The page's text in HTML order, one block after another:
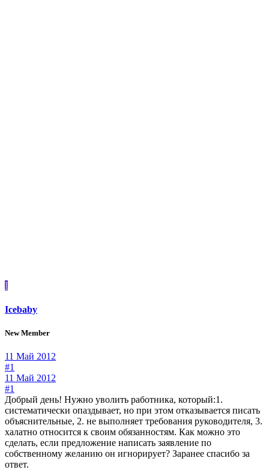
I
Icebaby
New Member
11 Май 2012
#1
11 Май 2012
#1
Добрый день! Нужно уволить работника, который:1.
систематически опаздывает, но при этом отказывается писать
объяснительные, 2. не выполняет требования руководителя, 3.
халатно относится к своим обязанностям. Как можно это
сделать, если предложение написать заявление по
собственному желанию он игнорирует? Заранее спасибо за
ответ.